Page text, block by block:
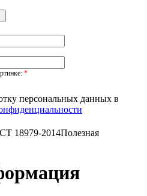
*
персональных данных в
18979-2014Полезная